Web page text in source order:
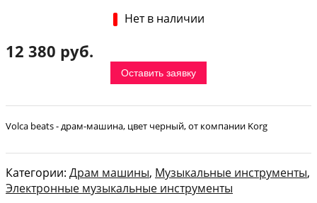
Нет в наличии
12 380 руб.
Оставить заявку
Volca beats - драм-машина, цвет черный, от компании Korg
Категории: Драм машины, Музыкальные инструменты,
Электронные музыкальные инструменты